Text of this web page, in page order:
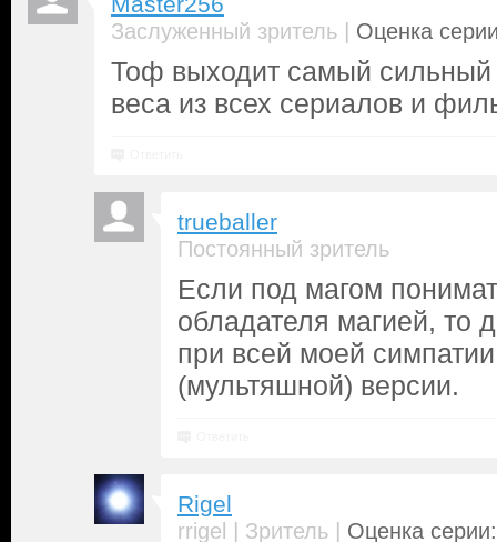
Заслуженный зритель | Оценка
Тоф выходит самый сильный
веса из всех сериалов и
trueballer
Постоянный зритель
Если под магом
обладателя магией, то
при всей моей
(мультяшной) версии.
Rigel
rrigel | Зритель | Оценка